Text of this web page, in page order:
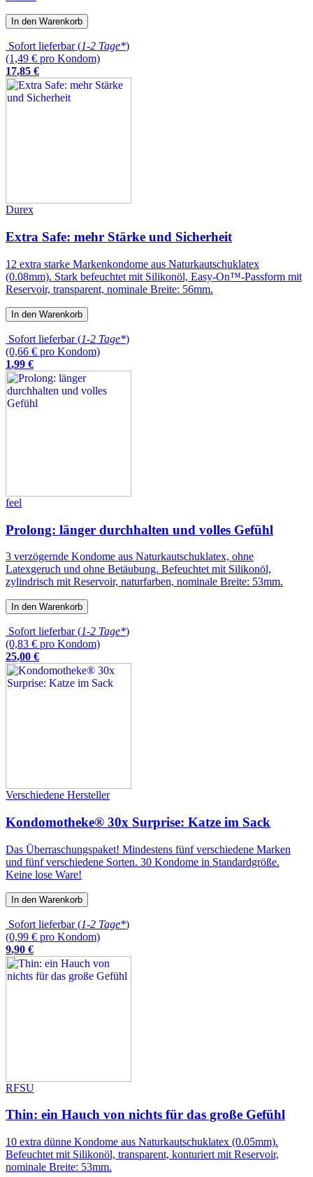
In den Warenkorb
Sofort lieferbar (1-2 Tage*)
(1,49 € pro Kondom)
17,85 €
Durex
Extra Safe: mehr Stärke und Sicherheit
12 extra starke Markenkondome aus Naturkautschuklatex
(0.08mm). Stark befeuchtet mit Silikonöl, Easy-On™-Passform mit
Reservoir, transparent, nominale Breite: 56mm.
In den Warenkorb
Sofort lieferbar (1-2 Tage*)
(0,66 € pro Kondom)
1,99 €
feel
Prolong: länger durchhalten und volles Gefühl
3 verzögernde Kondome aus Naturkautschuklatex, ohne
Latexgeruch und ohne Betäubung. Befeuchtet mit Silikonöl,
zylindrisch mit Reservoir, naturfarben, nominale Breite: 53mm.
In den Warenkorb
Sofort lieferbar (1-2 Tage*)
(0,83 € pro Kondom)
25,00 €
Verschiedene Hersteller
Kondomotheke® 30x Surprise: Katze im Sack
Das Überraschungspaket! Mindestens fünf verschiedene Marken
und fünf verschiedene Sorten. 30 Kondome in Standardgröße.
Keine lose Ware!
In den Warenkorb
Sofort lieferbar (1-2 Tage*)
(0,99 € pro Kondom)
9,90 €
RFSU
Thin: ein Hauch von nichts für das große Gefühl
10 extra dünne Kondome aus Naturkautschuklatex (0.05mm).
Befeuchtet mit Silikonöl, transparent, konturiert mit Reservoir,
nominale Breite: 53mm.